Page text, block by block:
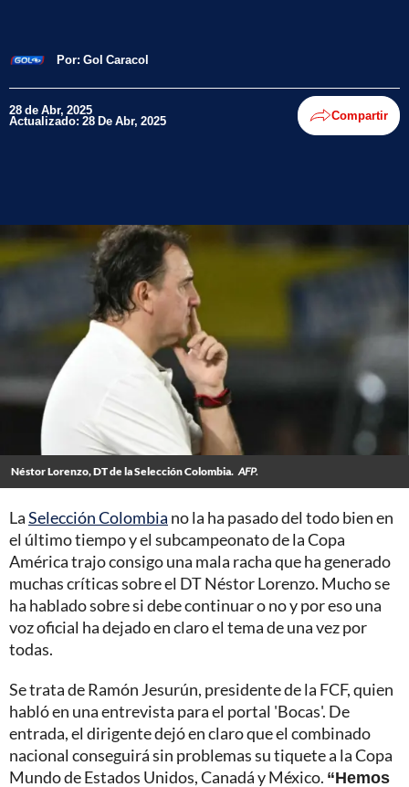
Por: Gol Caracol
28 de Abr, 2025
Actualizado: 28 De Abr, 2025 Compartir
Néstor Lorenzo, DT de la Selección Colombia. AFP.
LaSelección Colombia no la ha pasado del todo bien en
el último tiempo y el subcampeonato de la Copa
América trajo consigo una mala racha que ha generado
muchas críticas sobre el DT Néstor Lorenzo. Mucho se
ha hablado sobre si debe continuar o no y por eso una
voz oficial ha dejado en claro el tema de una vez por
todas.
Se trata de Ramón Jesurún, presidente de la FCF, quien
habló en una entrevista para el portal 'Bocas'. De
entrada, el dirigente dejó en claro que el combinado
nacional conseguirá sin problemas su tiquete a la Copa
Mundo de Estados Unidos, Canadá y México. “Hemos